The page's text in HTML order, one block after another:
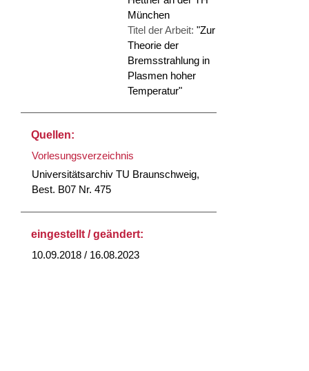
München
Titel der Arbeit: "Zur
Theorie der
Bremsstrahlung in
Plasmen hoher
Temperatur"
Quellen:
Vorlesungsverzeichnis
Universitätsarchiv TU Braunschweig,
Best. B07 Nr. 475
eingestellt / geändert:
10.09.2018 / 16.08.2023